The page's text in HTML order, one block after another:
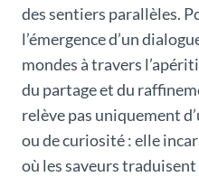
des sentiers parallèles.
l’émergence d’un
mondes à travers
du partage et du
relève pas uniquement
ou de curiosité : elle
où les saveurs